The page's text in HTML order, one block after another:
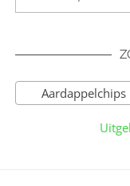
Aardappelchips